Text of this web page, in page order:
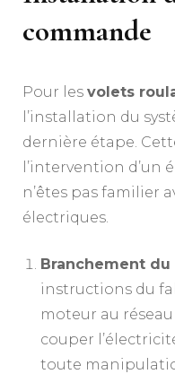
commande
Pour les volets
l’installation du
dernière étape.
l’intervention d’un
n’êtes pas familier
électriques.
Branchement
instructions du
moteur au
couper
toute